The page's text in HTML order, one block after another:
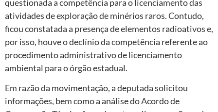
questionada a competência para o licenciamento das
atividades de exploração de minérios raros. Contudo,
ficou constatada a presença de elementos radioativos e,
por isso, houve o declínio da competência referente ao
procedimento administrativo de licenciamento
ambiental para o órgão estadual.
Em razão da movimentação, a deputada solicitou
informações, bem como a análise do Acordo de